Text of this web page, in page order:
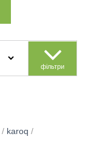
фільтри
/ karoq /